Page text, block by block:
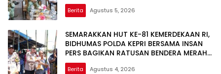
Berita Agustus 5, 2026
SEMARAKKAN HUT KE-81 KEMERDEKAAN RI,
BIDHUMAS POLDA KEPRI BERSAMA INSAN
PERS BAGIKAN RATUSAN BENDERA MERAH
PUTIH DAN BANTUAN SOSIAL
Berita Agustus 4, 2026